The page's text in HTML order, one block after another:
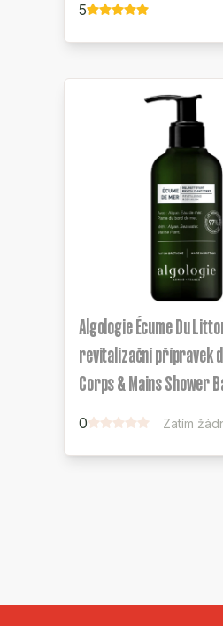
5
Algologie Écume Du
revitalizační přípravek
Corps & Mains Shower
0 Zatím